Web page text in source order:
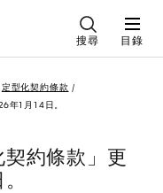
搜尋 目錄
定型化契約條款
年1月14日。
契約條款」更